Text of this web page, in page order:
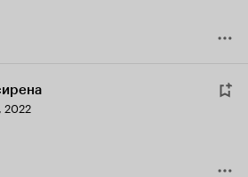
, 2022